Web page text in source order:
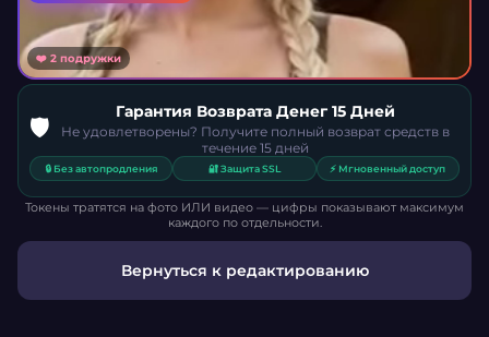
❤️ 2 подружки
«Я почти твоя… делай со
мной всё что хочешь 😈»
Безлимитный чат · её самые
откровенные режимы уже открыты
🛡️
Гарантия Возврата Денег 15 Дней
Не удовлетворены? Получите полный возврат средств в
течение 15 дней
🔒 Без автопродления 🔐Защита SSL ⚡ Мгновенный доступ
Токены тратятся на фото ИЛИ видео — цифры показывают максимум
каждого по отдельности.
Вернуться к редактированию